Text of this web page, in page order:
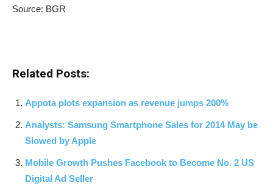
Source: BGR
Related Posts:
Appota plots expansion as revenue jumps 200%
Analysts: Samsung Smartphone Sales for 2014 May be
Slowed by Apple
Mobile Growth Pushes Facebook to Become No. 2 US
Digital Ad Seller